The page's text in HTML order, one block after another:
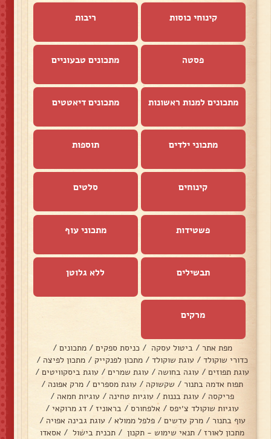
קינוחי כוסות ריבות
פסטה מתכונים טבעוניים
מתכונים למנות ראשונות מתכונים דיאטטים
מתכוני ילדים תוספות
קינוחים סלטים
פשטידות מתכוני עוף
תבשילים ללא גלוטן
מרקים
מפת אתר / ביטול עסקה / כניסת ספקים / מתכונים /
כדורי שוקולד / עוגת שוקולד / מתכון לפנקייק / מתכון לפיצה /
עוגת תפוזים / עוגה בחושה / עוגת שמרים / עוגת ביסקוויטים /
תפוח אדמה בתנור / שקשוקה / עוגת מספרים / מרק אפונה /
פריקסה / עוגת בננות / עוגיות טחינה / עוגיות חמאה /
עוגיות שוקולד צ׳יפס / אלפחורס/ בראוניז / דג מרוקאי /
עוף בתנור / מרק עדשים / פלפל ממולא / עוגת גבינה אפויה /
מתכון לאורז / תנאי שימוש - תקנון / תכנית בישול / אסאדו